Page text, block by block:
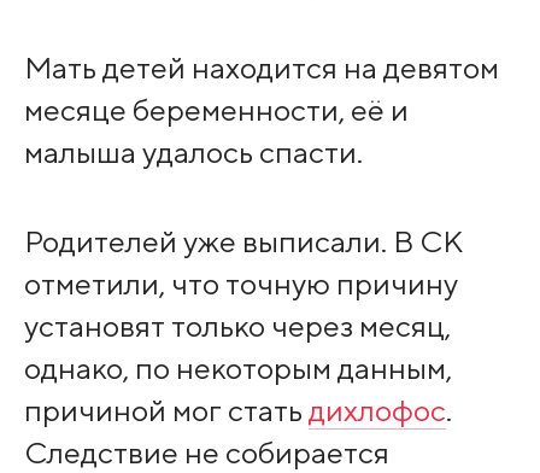
Мать детей находится на девятом
месяце беременности, её и
малыша удалось спасти.
Родителей уже выписали. В СК
отметили, что точную причину
установят только через месяц,
однако, по некоторым данным,
причиной мог стать дихлофос.
Следствие не собирается